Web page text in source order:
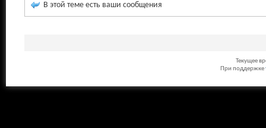
В этой теме есть ваши сообщения
Текущее
При поддержке